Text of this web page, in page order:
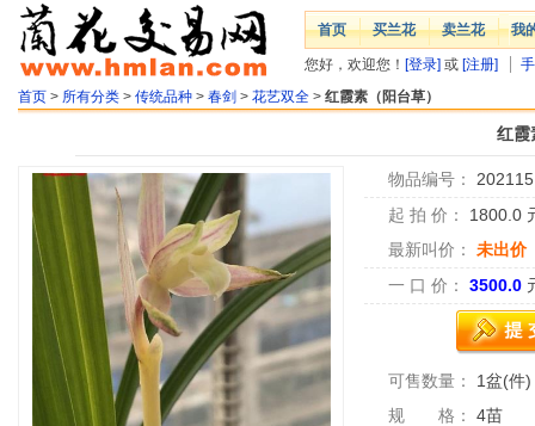
首页 买兰花 卖兰花 我
您好，欢迎您！ [登录] 或 [注册]
首页 > 所有分类 > 传统品种 > 春剑 > 花艺双全 > 红霞素（阳台草）
红霞
物品编号：
起 拍 价：
1800.0
最新叫价：
未出价
一 口 价：
3500.0
可售数量： 1盆(件)
规 格：
4苗